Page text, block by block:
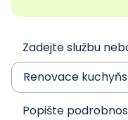
Zadejte službu
Popište